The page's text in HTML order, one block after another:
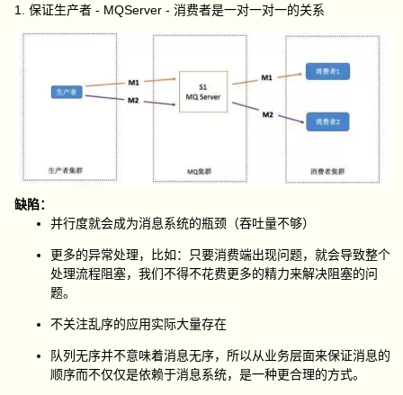
1. 保证生产者 - MQServer - 消费者是一对一对一的关系
缺陷：
并行度就会成为消息系统的瓶颈（吞吐量不够）
更多的异常处理，比如：只要消费端出现问题，就会导致整个
处理流程阻塞，我们不得不花费更多的精力来解决阻塞的问
题。
不关注乱序的应用实际大量存在
队列无序并不意味着消息无序，所以从业务层面来保证消息的
顺序而不仅仅是依赖于消息系统，是一种更合理的方式。